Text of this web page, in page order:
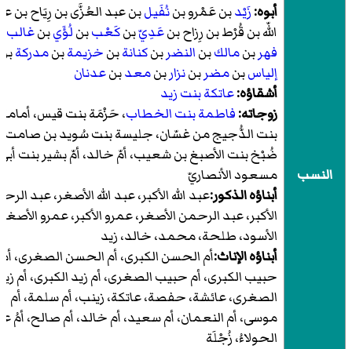
النسب
أبوه:زَيْدبن عَمْرو بننُفَيلبن عبد العُزَّى بن رِيَاح بن
اللّه بن قُرْط بن رِزاح بنعَدِيّبنكَعْببنلُؤَيبنغالب
فهربنمالكبنالنضربنكنانةبنخزيمةبنمدركةبن
إلياسبنمضربننزاربنمعدبنعدنان
أشقاؤه:عاتكة بنت زيد
زوجاته:فاطمة بنت الخطاب، حَزْمَة بنت قيس، أمامة
بنت الدُّجيج من غسّان، جليسة بنت سُويد بن صامت،
ضُبْخ بنت الأصبغ بن شعيب، أمّ خالد، أمّ بشير بنت أبي
مسعود الأنصاريّ
أبناؤه الذكور:عبد الله الأكبر، عبد الله الأصغر، عبد
الأكبر، عبد الرحمن الأصغر، عمرو الأكبر، عمرو
الأسود، طلحة، محمد، خالد، زيد
أبناؤه الإناث:أم الحسن الكبرى، أم الحسن الصغرى، أم
حبيب الكبرى، أم حبيب الصغرى، أم زيد الكبرى، أم
الصغرى، عائشة، حفصة، عاتكة، زينب، أم سلمة، أم
موسى، أم النعمان، أم سعيد، أم خالد، أم صالح، أمُ
الحولاءُ، زُجْلَة